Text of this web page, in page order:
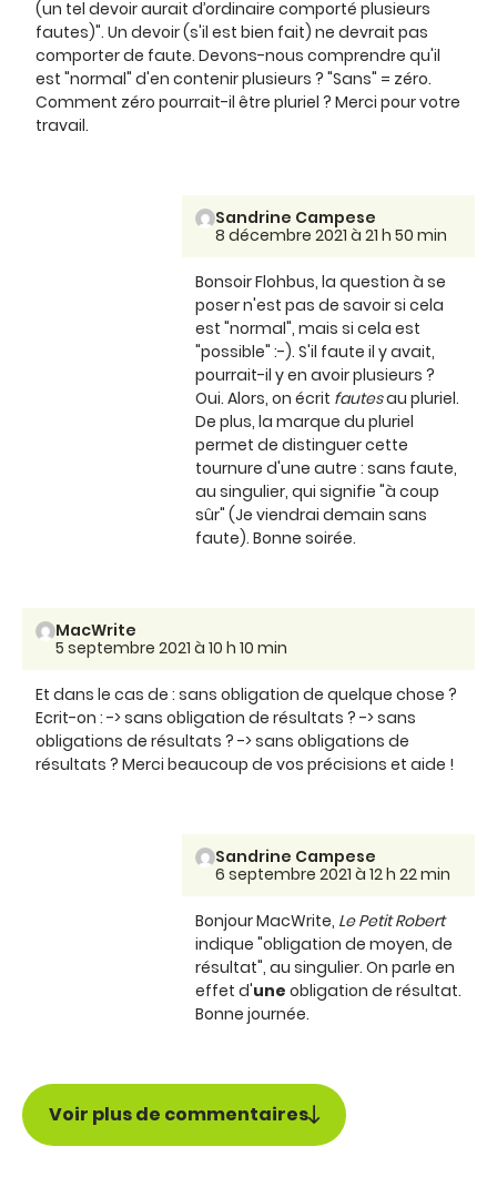
(un tel devoir aurait d’ordinaire comporté plusieurs
fautes)". Un devoir (s'il est bien fait) ne devrait pas
comporter de faute. Devons-nous comprendre qu'il
est "normal" d'en contenir plusieurs ? "Sans" = zéro.
Comment zéro pourrait-il être pluriel ? Merci pour votre
travail.
Sandrine Campese
8 décembre 2021 à 21 h 50 min
Bonsoir Flohbus, la question à se
poser n'est pas de savoir si cela
est "normal", mais si cela est
"possible" :-). S'il faute il y avait,
pourrait-il y en avoir plusieurs ?
Oui. Alors, on écrit fautesau pluriel.
De plus, la marque du pluriel
permet de distinguer cette
tournure d'une autre : sans faute,
au singulier, qui signifie "à coup
sûr" (Je viendrai demain sans
faute). Bonne soirée.
MacWrite
5 septembre 2021 à 10 h 10 min
Et dans le cas de : sans obligation de quelque chose ?
Ecrit-on : -> sans obligation de résultats ? -> sans
obligations de résultats ? -> sans obligations de
résultats ? Merci beaucoup de vos précisions et aide !
Sandrine Campese
6 septembre 2021 à 12 h 22 min
Bonjour MacWrite, Le Petit Robert
indique "obligation de moyen, de
résultat", au singulier. On parle en
effet d'une obligation de résultat.
Bonne journée.
Voir plus de commentaires